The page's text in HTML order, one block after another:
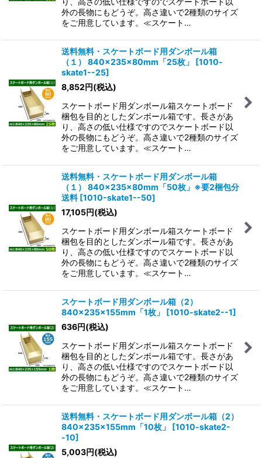
外の長物にもどうぞ。高さ違いで2種類のサイズ
をご用意しています。≪スケート…
送料無料・スケートボード用ダンボール箱
（１） 840×235×80mm「25枚」
[1010-
skate1--25]
8,852円(税込)
スケートボード用ダンボール箱スケートボード
梱包を目的としたダンボール箱です。長さがあ
り、高さの低い仕様ですのでスケートボード以
外の長物にもどうぞ。高さ違いで2種類のサイズ
をご用意しています。≪スケート…
送料無料・スケートボード用ダンボール箱
（１） 840×235×80mm「50枚」※要2梱包分
送料 [1010-skate1--50]
17,105円(税込)
スケートボード用ダンボール箱スケートボード
梱包を目的としたダンボール箱です。長さがあ
り、高さの低い仕様ですのでスケートボード以
外の長物にもどうぞ。高さ違いで2種類のサイズ
をご用意しています。≪スケート…
スケートボード用ダンボール箱（2）
840×235×155mm「1枚」
[1010-skate2--1]
636円(税込)
スケートボード用ダンボール箱スケートボード
梱包を目的としたダンボール箱です。長さがあ
り、高さの低い仕様ですのでスケートボード以
外の長物にもどうぞ。高さ違いで2種類のサイズ
をご用意しています。≪スケート…
送料無料・スケートボード用ダンボール箱（2）
840×235×155mm「10枚」
[1010-skate2-
-10]
5,003円(税込)